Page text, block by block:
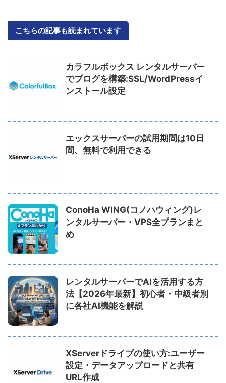
こちらの記事も読まれています
カラフルボックス レンタルサーバー
でブログを構築:SSL/WordPressイ
ンストール設定
エックスサーバーの試用期間は10日
間、無料で利用できる
ConoHa WING(コノハウィング)レ
ンタルサーバー・VPS全プランまと
め
レンタルサーバーでAIを活用する方
法【2026年最新】初心者・中級者別
に各社AI機能を解説
XServerドライブの使い方:ユーザー
設定・データアップロードと共有
URL作成